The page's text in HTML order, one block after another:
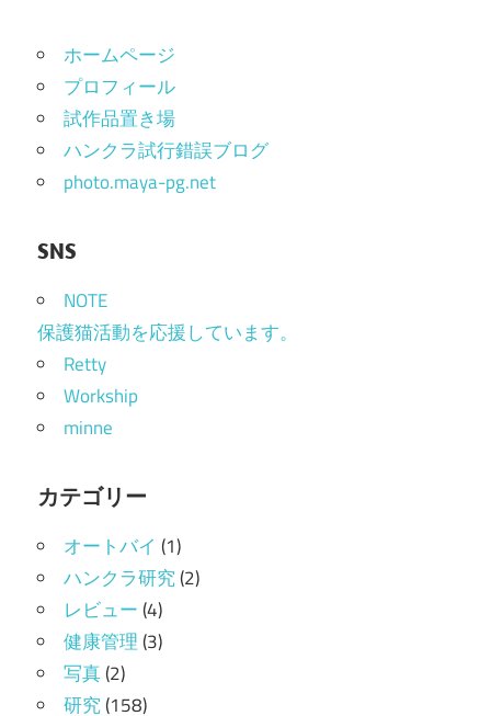
ー
シ
ョ
ン
ホームページ
プロフィール
試作品置き場
ハンクラ試行錯誤ブログ
photo.maya-pg.net
SNS
NOTE
保護猫活動を応援しています。
Retty
Workship
minne
カテゴリー
オートバイ (1)
ハンクラ研究(2)
レビュー(4)
健康管理(3)
写真(2)
研究(158)